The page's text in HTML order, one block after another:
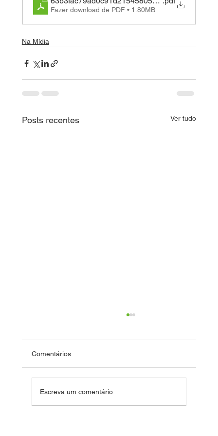
Fazer download de PDF • 1.80MB
Na Mídia
Posts recentes Ver tudo
Comentários
Escreva um comentário